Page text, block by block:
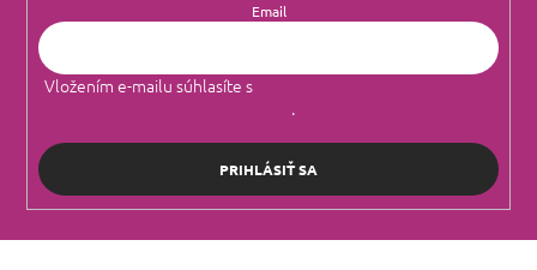
Email
Vložením e-mailu súhlasíte s
.
PRIHLÁSIŤ SA